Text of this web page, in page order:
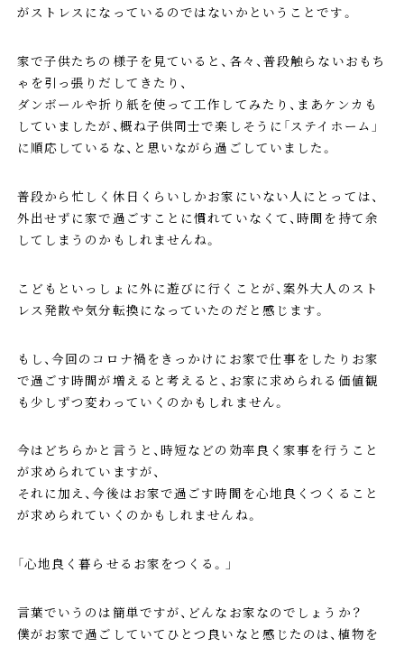
がストレスになっているのではないかということです。
家で子供たちの様子を見ていると、各々、普段触らないおもち
ゃを引っ張りだしてきたり、
ダンボールや折り紙を使って工作してみたり、まあケンカも
していましたが、概ね子供同士で楽しそうに「ステイホーム」
に順応しているな、と思いながら過ごしていました。
普段から忙しく休日くらいしかお家にいない人にとっては、
外出せずに家で過ごすことに慣れていなくて、時間を持て余
してしまうのかもしれませんね。
こどもといっしょに外に遊びに行くことが、案外大人のスト
レス発散や気分転換になっていたのだと感じます。
もし、今回のコロナ禍をきっかけにお家で仕事をしたりお家
で過ごす時間が増えると考えると、お家に求められる価値観
も少しずつ変わっていくのかもしれません。
今はどちらかと言うと、時短などの効率良く家事を行うこと
が求められていますが、
それに加え、今後はお家で過ごす時間を心地良くつくること
が求められていくのかもしれませんね。
「心地良く暮らせるお家をつくる。」
言葉でいうのは簡単ですが、どんなお家なのでしょうか？
僕がお家で過ごしていてひとつ良いなと感じたのは、植物を